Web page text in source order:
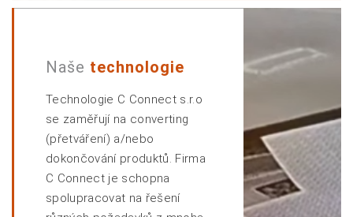
Naše technologie
Technologie C Connect s.r.o
se zaměřují na converting
(přetváření) a/nebo
dokončování produktů. Firma
C Connect je schopna
spolupracovat na řešení